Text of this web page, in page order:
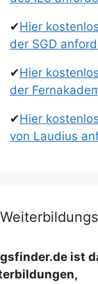
✔Hier
der SGD
✔Hier
der
✔Hier
von Laudius
ist